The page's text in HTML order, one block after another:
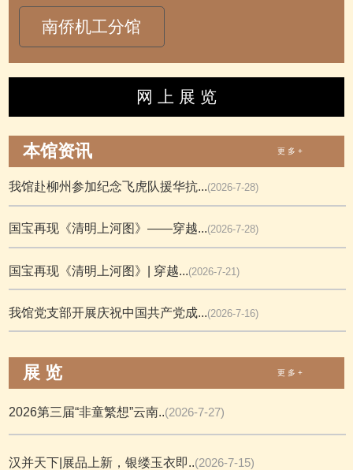
南侨机工分馆
网 上 展 览
本馆资讯 更 多 +
我馆赴柳州参加纪念飞虎队援华抗...(2026-7-28)
国宝再现《清明上河图》——穿越...(2026-7-28)
国宝再现《清明上河图》| 穿越...(2026-7-21)
我馆党支部开展庆祝中国共产党成...(2026-7-16)
展 览 更 多 +
2026第三届“非童繁想”云南..(2026-7-27)
汉并天下|展品上新，银缕玉衣即..(2026-7-15)